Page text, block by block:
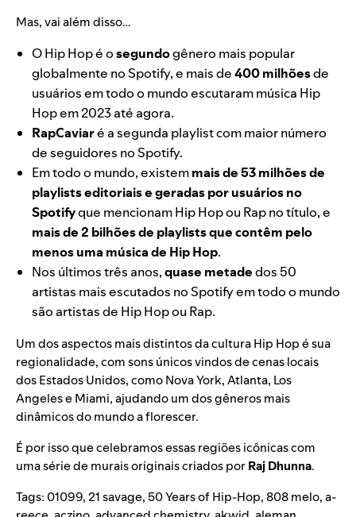
Mas, vai além disso…
O Hip Hop é osegundogênero mais popular
globalmente no Spotify, e mais de400 milhõesde
usuários em todo o mundo escutaram música Hip
Hop em 2023 até agora.
RapCaviaré a segunda playlist com maior número
de seguidores no Spotify.
Em todo o mundo, existemmais de 53 milhões de
playlists editoriais e geradas por usuários no
Spotifyque mencionam Hip Hop ou Rap no título, e
mais de 2 bilhões de playlists que contêm pelo
menos uma música de Hip Hop.
Nos últimos três anos,quase metadedos 50
artistas mais escutados no Spotify em todo o mundo
são artistas de Hip Hop ou Rap.
Um dos aspectos mais distintos da cultura Hip Hop é sua
regionalidade, com sons únicos vindos de cenas locais
dos Estados Unidos, como Nova York, Atlanta, Los
Angeles e Miami, ajudando um dos gêneros mais
dinâmicos do mundo a florescer.
É por isso que celebramos essas regiões icônicas com
uma série de murais originais criados porRaj Dhunna.
Tags:01099,21 savage, 50 Years of Hip-Hop, 808 melo,a-